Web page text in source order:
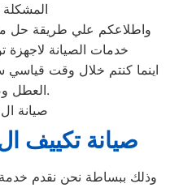
واطلاعكم علي طريقة حل
خدمات الصيانة
اينما كنتم خلال وقت قياسي
العطل وصيانة الجهاز.
صيانة
صيانة تكييف
وذلك ببساطة نحن نقدم